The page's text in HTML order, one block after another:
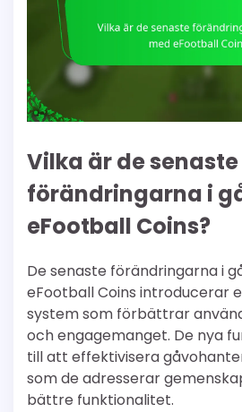
Vilka är de senaste
förändringarna i
eFootball Coins?
De senaste förändringarna i
eFootball Coins introducerar
system som förbättrar
och engagemanget. De nya
till att effektivisera
som de adresserar
bättre funktionalitet.